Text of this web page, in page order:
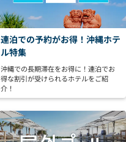
連泊での予約がお得！沖縄ホテ
ル特集
沖縄での長期滞在をお得に！連泊でお
得な割引が受けられるホテルをご紹
介！